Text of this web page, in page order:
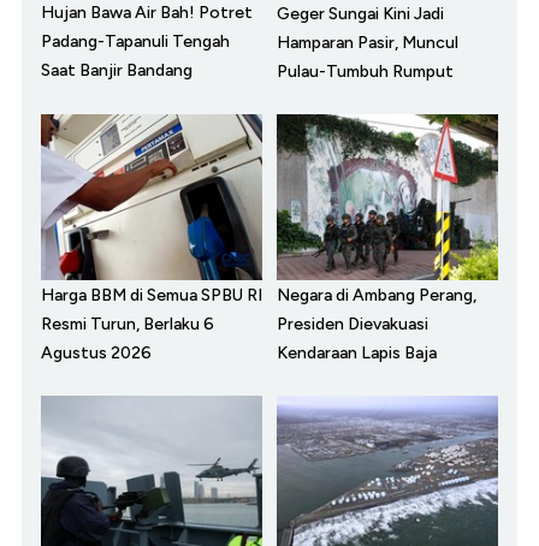
Hujan Bawa Air Bah! Potret
Padang-Tapanuli Tengah
Saat Banjir Bandang
Geger Sungai Kini Jadi
Hamparan Pasir, Muncul
Pulau-Tumbuh Rumput
Harga BBM di Semua SPBU RI
Resmi Turun, Berlaku 6
Agustus 2026
Negara di Ambang Perang,
Presiden Dievakuasi
Kendaraan Lapis Baja